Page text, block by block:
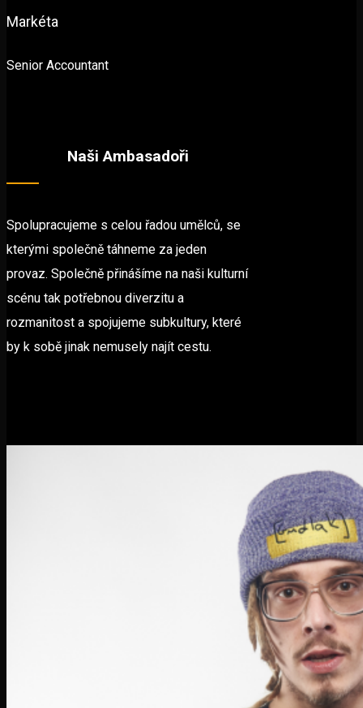
Markéta
Senior Accountant
Naši Ambasadoři
Spolupracujeme s celou řadou umělců, se
kterými společně táhneme za jeden
provaz. Společně přinášíme na naši kulturní
scénu tak potřebnou diverzitu a
rozmanitost a spojujeme subkultury, které
by k sobě jinak nemusely najít cestu.